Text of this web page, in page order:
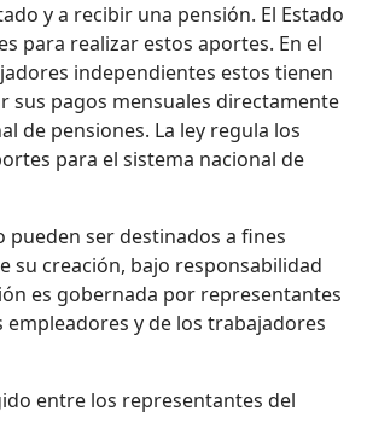
y a recibir una pensión. El Estado
para realizar estos aportes. En el
independientes estos tienen
sus pagos mensuales directamente
de pensiones. La ley regula los
para el sistema nacional de
pueden ser destinados a fines
su creación, bajo responsabilidad
es gobernada por representantes
empleadores y de los trabajadores
entre los representantes del